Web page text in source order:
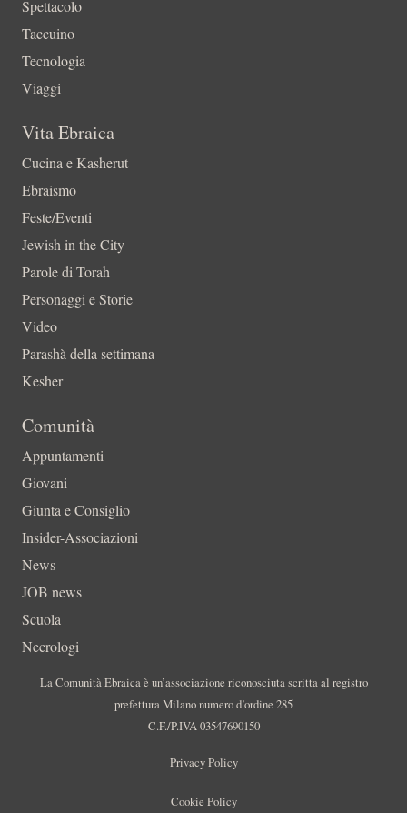
Spettacolo
Taccuino
Tecnologia
Viaggi
Vita Ebraica
Cucina e Kasherut
Ebraismo
Feste/Eventi
Jewish in the City
Parole di Torah
Personaggi e Storie
Video
Parashà della settimana
Kesher
Comunità
Appuntamenti
Giovani
Giunta e Consiglio
Insider-Associazioni
News
JOB news
Scuola
Necrologi
La Comunità Ebraica è un’associazione riconosciuta scritta al registro
prefettura Milano numero d’ordine 285
C.F./P.IVA 03547690150
Privacy Policy
Cookie Policy